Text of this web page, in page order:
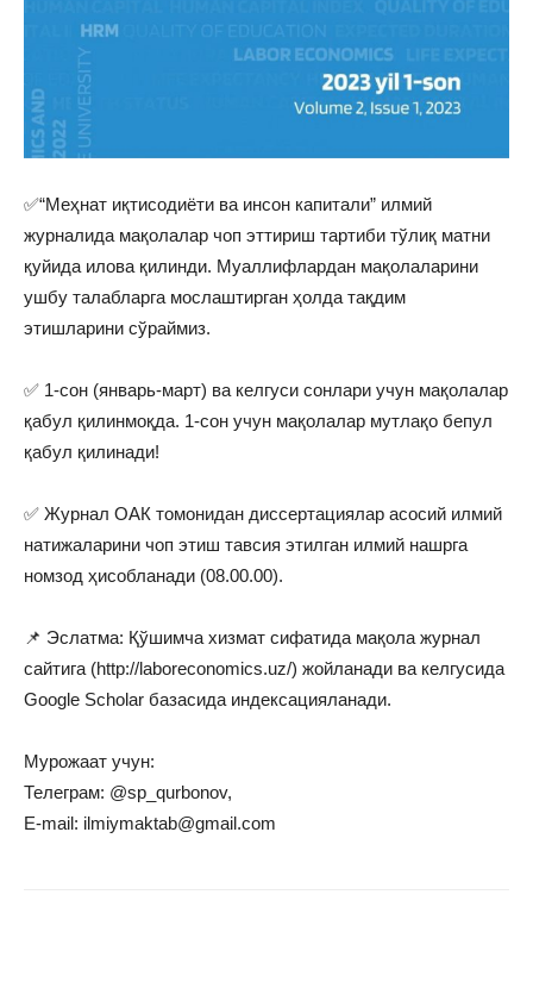
✅“Меҳнат иқтисодиёти ва инсон капитали” илмий
журналида мақолалар чоп эттириш тартиби тўлиқ матни
қуйида илова қилинди. Муаллифлардан мақолаларини
ушбу талабларга мослаштирган ҳолда тақдим
этишларини сўраймиз.
✅ 1-сон (январь-март) ва келгуси сонлари учун мақолалар
қабул қилинмоқда. 1-сон учун мақолалар мутлақо бепул
қабул қилинади!
✅ Журнал ОАК томонидан диссертациялар асосий илмий
натижаларини чоп этиш тавсия этилган илмий нашрга
номзод ҳисобланади (08.00.00).
📌 Эслатма: Қўшимча хизмат сифатида мақола журнал
сайтига (http://laboreconomics.uz/) жойланади ва келгусида
Google Scholar базасида индексацияланади.
Мурожаат учун:
Телеграм: @sp_qurbonov,
E-mail: ilmiymaktab@gmail.com